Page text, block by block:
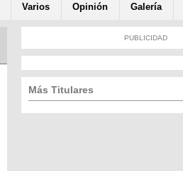
Varios Opinión Galería
PUBLICIDAD
Más Titulares